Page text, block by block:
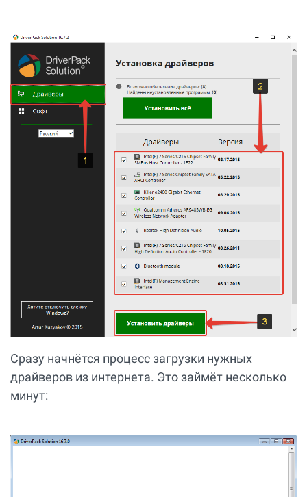
Сразу начнётся процесс загрузки нужных
драйверов из интернета. Это займёт несколько
минут: